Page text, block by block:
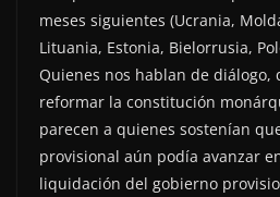
meses siguientes (Ucrania,
Lituania, Estonia, Bielorrusia,
Quienes nos hablan de diálogo,
reformar la constitución
parecen a quienes sostenían
provisional aún podía avanzar
liquidación del gobierno